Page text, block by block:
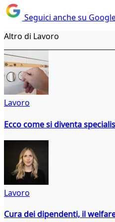
Seguici anche su
Altro di Lavoro
Lavoro
Ecco come si diventa
Lavoro
Cura dei dipendenti, il